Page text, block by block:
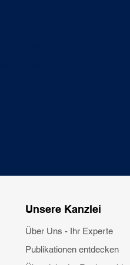
Unsere Kanzlei
Über Uns - Ihr Experte
Publikationen entdecken